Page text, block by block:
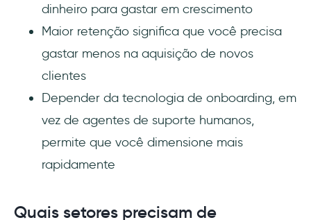
dinheiro para gastar em crescimento
Maior retenção significa que você precisa
gastar menos na aquisição de novos
clientes
Depender da tecnologia de onboarding, em
vez de agentes de suporte humanos,
permite que você dimensione mais
rapidamente
Quais setores precisam de